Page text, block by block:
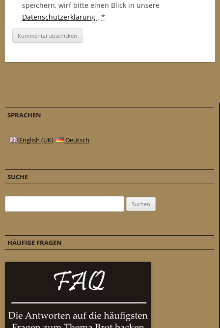
speichern, wirf bitte einen Blick in unsere
Datenschutzerklärung . *
SPRACHEN
English (UK) Deutsch
SUCHE
HÄUFIGE FRAGEN